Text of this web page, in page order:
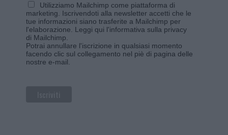
Utilizziamo Mailchimp come piattaforma di
marketing. Iscrivendoti alla newsletter accetti che le
tue informazioni siano trasferite a Mailchimp per
l'elaborazione. Leggi qui l'informativa sulla privacy
di Mailchimp
Potrai annullare l'iscrizione in qualsiasi momento
facendo clic sul collegamento nel piè di pagina delle
nostre e-mail.